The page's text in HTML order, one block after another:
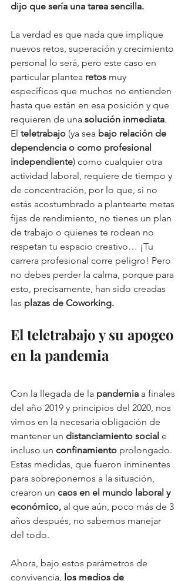
dijo que sería una tarea sencilla.
La verdad es que nada que implique
nuevos retos, superación y crecimiento
personal lo será, pero este caso en
particular plantea retos muy
específicos que muchos no entienden
hasta que están en esa posición y que
requieren de una solución inmediata.
El teletrabajo (ya sea bajo relación de
dependencia o como profesional
independiente) como cualquier otra
actividad laboral, requiere de tiempo y
de concentración, por lo que, si no
estás acostumbrado a plantearte metas
fijas de rendimiento, no tienes un plan
de trabajo o quienes te rodean no
respetan tu espacio creativo… ¡Tu
carrera profesional corre peligro! Pero
no debes perder la calma, porque para
esto, precisamente, han sido creadas
las plazas de Coworking.
El teletrabajo y su apogeo
en la pandemia
Con la llegada de la pandemia a finales
del año 2019 y principios del 2020, nos
vimos en la necesaria obligación de
mantener un distanciamiento social e
incluso un confinamiento prolongado.
Estas medidas, que fueron inminentes
para sobreponernos a la situación,
crearon un caos en el mundo laboral y
económico, al que aún, poco más de 3
años después, no sabemos manejar
del todo.
Ahora, bajo estos parámetros de
convivencia, los medios de